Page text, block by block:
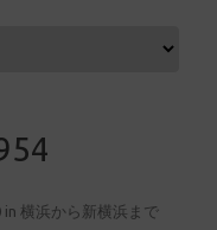
in 横浜から新横浜まで